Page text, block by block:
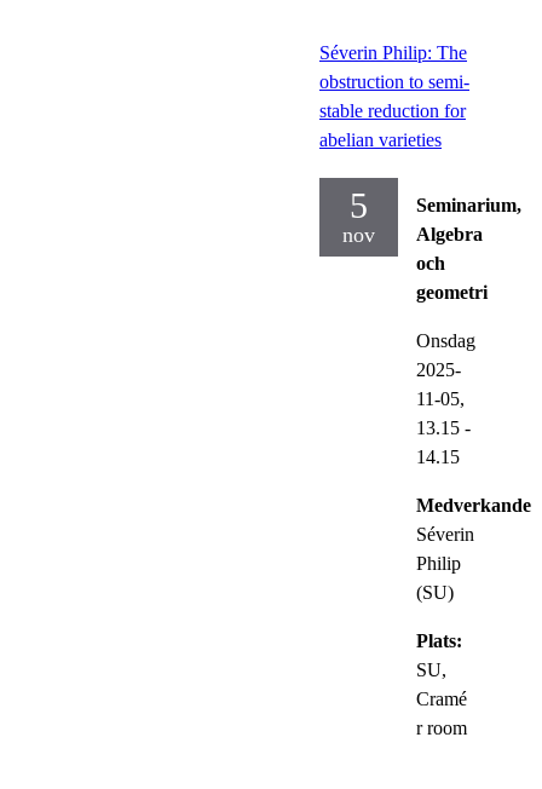
Séverin Philip: The
obstruction to semi-
stable reduction for
abelian varieties
5
nov
Seminarium,
Algebra
och
geometri
Onsdag
2025-
11-05,
13.15 -
14.15
Medverkande:
Séverin
Philip
(SU)
Plats:
SU,
Cramé
r room